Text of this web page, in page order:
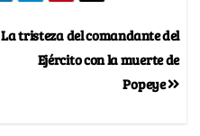
La tristeza del comandante del
Ejército con la muerte de
Popeye